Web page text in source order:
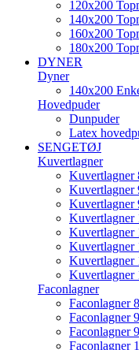
120x200
140x200
160x200
180x200
DYNER
Dyner
140x200
Hovedpuder
Dunpuder
Latex
SENGETØJ
Kuvertlagner
Kuvertlagner
Kuvertlagner
Kuvertlagner
Kuvertlagner
Kuvertlagner
Kuvertlagner
Kuvertlagner
Kuvertlagner
Faconlagner
Faconlagner
Faconlagner
Faconlagner
Faconlagner